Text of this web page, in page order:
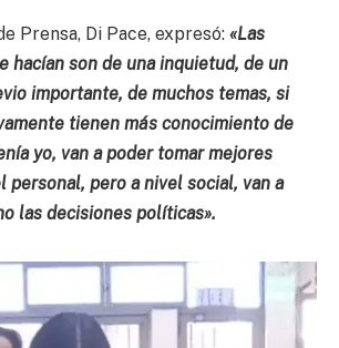
Prensa, Di Pace, expresó: «Las
hacían son de una inquietud, de un
importante, de muchos temas, si
tienen más conocimiento de
yo, van a poder tomar mejores
personal, pero a nivel social, van a
las decisiones políticas».